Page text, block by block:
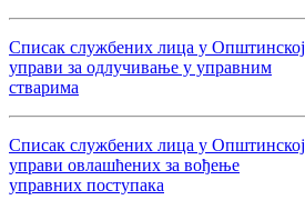
Списак службених лица у Општинској
управи за одлучивање у управним
стварима
Списак службених лица у Општинској
управи овлашћених за вођење
управних поступака